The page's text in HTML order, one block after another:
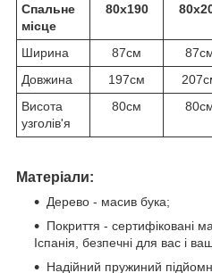
Спальне
місце
80x190
Ширина 87см
Довжина
197см
Висота
узголів'я
80см
Матеріали:
Дерево - масив бука;
Покриття - сертифіковані
Іспанія, безпечні для вас і
Надійний пружиний